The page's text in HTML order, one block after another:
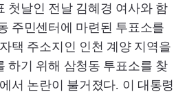
첫날인 전날 김혜경 여사와 함
주민센터에 마련된 투표소를
택 주소지인 인천 계양 지역을
하기 위해 삼청동 투표소를 찾
서 논란이 불거졌다. 이 대통령